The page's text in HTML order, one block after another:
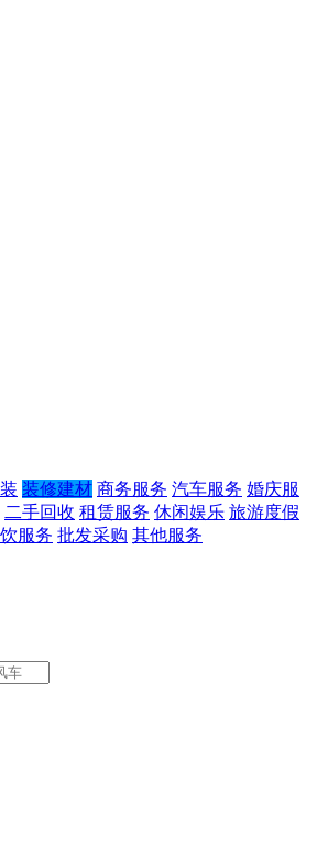
装修建材 商务服务 汽车服务 婚庆服
二手回收 租赁服务 休闲娱乐 旅游度假
服务 批发采购 其他服务